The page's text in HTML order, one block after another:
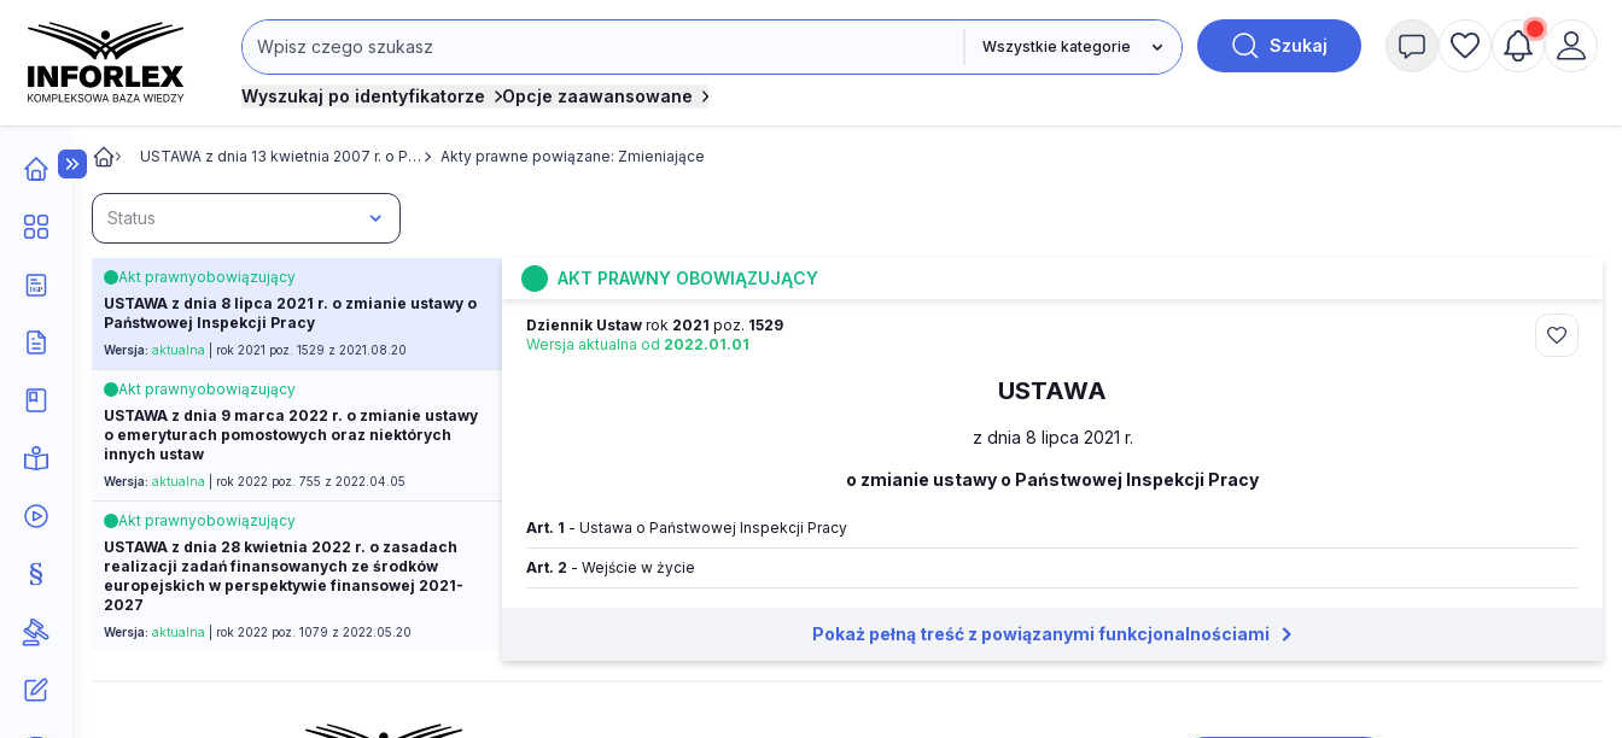
Szukaj
Wyszukaj po identyfikatorze Opcje zaawansowane
USTAWA z dnia 13 kwietnia 2007 r. o Państwowej Inspekcji Pracy Akty prawne powiązane: Zmieniające
Status
Akt prawnyobowiązujący
USTAWA z dnia 8 lipca 2021 r. o zmianie ustawy o
Państwowej Inspekcji Pracy
Wersja: aktualna | rok 2021 poz. 1529 z 2021.08.20
Akt prawnyobowiązujący
USTAWA z dnia 9 marca 2022 r. o zmianie ustawy
o emeryturach pomostowych oraz niektórych
innych ustaw
Wersja: aktualna | rok 2022 poz. 755 z 2022.04.05
Akt prawnyobowiązujący
USTAWA z dnia 28 kwietnia 2022 r. o zasadach
realizacji zadań finansowanych ze środków
europejskich w perspektywie finansowej 2021-
2027
Wersja: aktualna | rok 2022 poz. 1079 z 2022.05.20
AKT PRAWNY OBOWIĄZUJĄCY
Dziennik Ustaw rok 2021 poz. 1529
Wersja aktualna od 2022.01.01
USTAWA
z dnia 8 lipca 2021 r.
o zmianie ustawy o Państwowej Inspekcji Pracy
Art. 1 - Ustawa o Państwowej Inspekcji Pracy
Art. 2 - Wejście w życie
Pokaż pełną treść z powiązanymi funkcjonalnościami